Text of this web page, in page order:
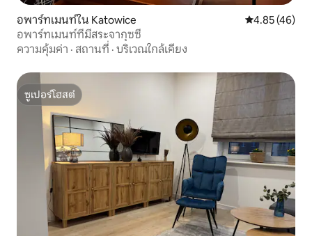
อพาร์ทเมนท์ใน Katowice คะแนนเฉลี่ย
4.85 (46)
อพาร์ทเมนท์ที่มีสระจากุซซี่
ความคุ้มค่า · สถานที่ · บริเวณใกล้เคียง
ซูเปอร์โฮสต์
ซูเปอร์โฮสต์